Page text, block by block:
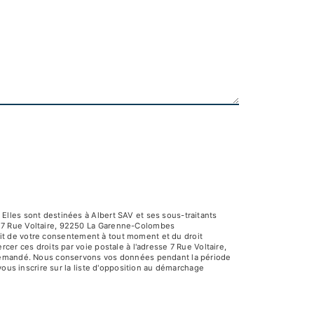
sont destinées à Albert SAV et ses sous-traitants
Voltaire, 92250 La Garenne-Colombes
de votre consentement à tout moment et du droit
ces droits par voie postale à l'adresse 7 Rue Voltaire,
Nous conservons vos données pendant la période
inscrire sur la liste d'opposition au démarchage